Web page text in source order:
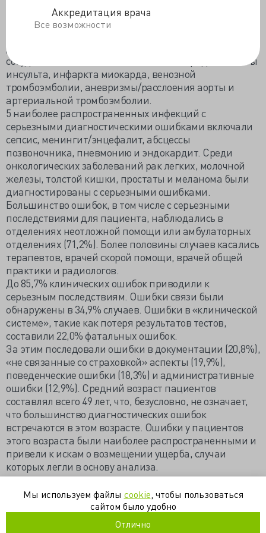
Аккредитация врача
Все возможности
В каждой из трех широких категорий авторы
определили 5 заболеваний, на которые в
диагностических ошибок. В категории сердечно-
сосудистых заболеваний они были в порядке частоты
инсульта, инфаркта миокарда, венозной
тромбоэмболии, аневризмы/расслоения аорты и
артериальной тромбоэмболии.
5 наиболее распространенных инфекций с
серьезными диагностическими ошибками включали
сепсис, менингит/энцефалит, абсцессы
позвоночника, пневмонию и эндокардит. Среди
онкологических заболеваний рак легких, молочной
железы, толстой кишки, простаты и меланома были
диагностированы с серьезными ошибками.
Большинство ошибок, в том числе с серьезными
последствиями для пациента, наблюдались в
отделениях неотложной помощи или амбулаторных
отделениях (71,2%). Более половины случаев касались
терапевтов, врачей скорой помощи, врачей общей
практики и радиологов.
До 85,7% клинических ошибок приводили к
серьезным последствиям. Ошибки связи были
обнаружены в 34,9% случаев. Ошибки в «клинической
системе», такие как потеря результатов тестов,
составили 22,0% фатальных ошибок.
За этим последовали ошибки в документации (20,8%),
«не связанные со страховкой» аспекты (19,9%),
поведенческие ошибки (18,3%) и административные
ошибки (12,9%). Средний возраст пациентов
составлял всего 49 лет, что, безусловно, не означает,
что большинство диагностических ошибок
встречаются в этом возрасте. Ошибки у пациентов
этого возраста были наиболее распространенными и
привели к искам о возмещении ущерба, случаи
которых легли в основу анализа.
ошибки
Мы используем файлы cookie , чтобы пользоваться
сайтом было удобно
Отлично